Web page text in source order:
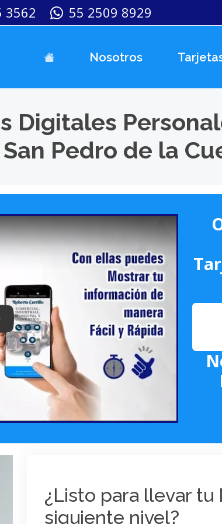
3562 55 2509 8929
Nosotros
Digitales
Pedro de la
Keynote (Google I/O '18)
¿Listo para llevar
siguiente nivel?